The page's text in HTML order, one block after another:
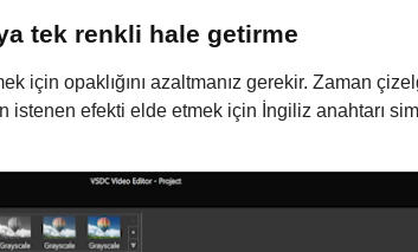
tek renkli hale getirme
için opaklığını azaltmanız gerekir. Zaman
istenen efekti elde etmek için İngiliz anahtarı